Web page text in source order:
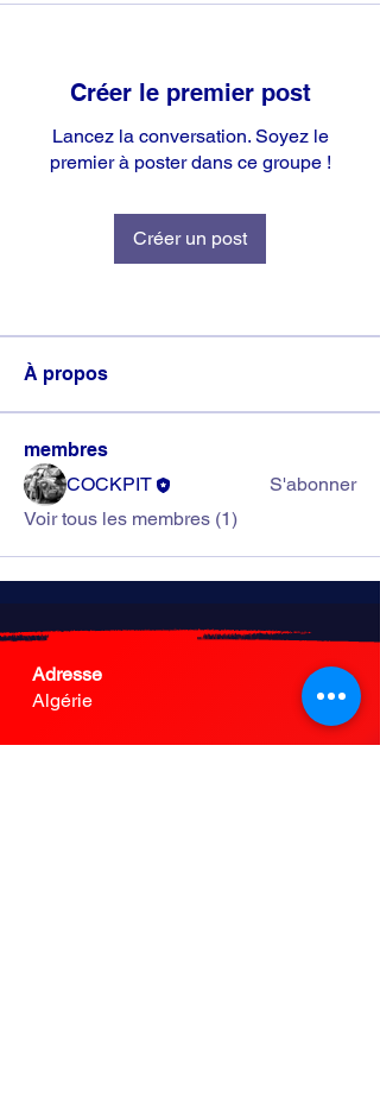
Créer le premier post
Lancez la conversation. Soyez le
premier à poster dans ce groupe !
Créer un post
À propos
membres
COCKPIT
S'abonner
Voir tous les membres (1)
Adresse
Algérie